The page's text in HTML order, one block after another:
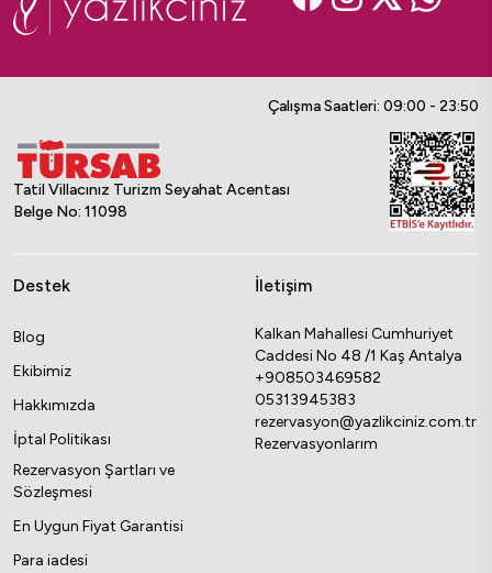
Çalışma Saatleri: 09:00 - 23:50
Tatil Villacınız Turizm Seyahat Acentası
Belge No: 11098
Destek
Blog
Ekibimiz
Hakkımızda
İptal Politikası
Rezervasyon Şartları ve
Sözleşmesi
En Uygun Fiyat Garantisi
Para iadesi
İletişim
Kalkan Mahallesi Cumhuriyet
Caddesi No 48 /1 Kaş Antalya
+908503469582
05313945383
rezervasyon@yazlikciniz.com.tr
Rezervasyonlarım